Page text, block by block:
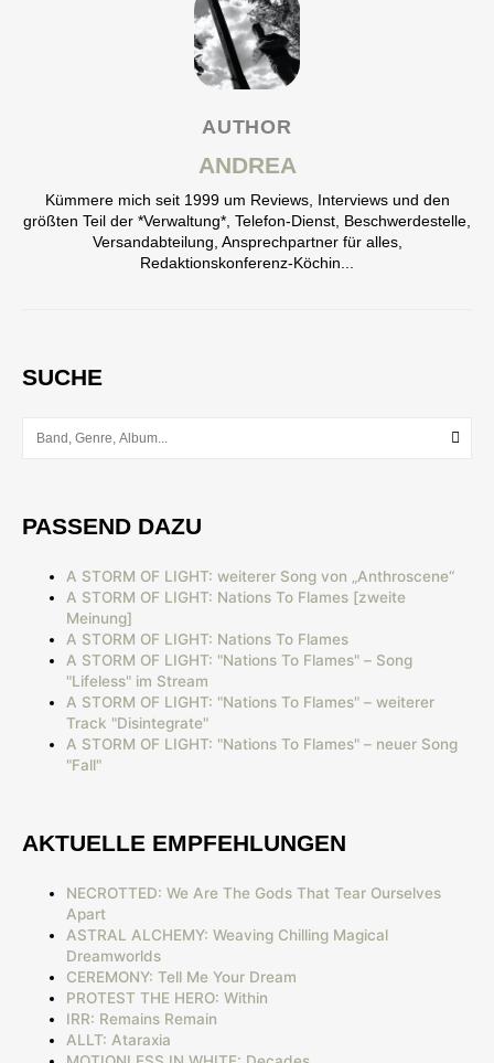
AUTHOR
ANDREA
Kümmere mich seit 1999 um Reviews, Interviews und den
größten Teil der *Verwaltung*, Telefon-Dienst, Beschwerdestelle,
Versandabteilung, Ansprechpartner für alles,
Redaktionskonferenz-Köchin...
SUCHE
PASSEND DAZU
A STORM OF LIGHT: weiterer Song von „Anthroscene“
A STORM OF LIGHT: Nations To Flames [zweite
Meinung]
A STORM OF LIGHT: Nations To Flames
A STORM OF LIGHT: "Nations To Flames" – Song
"Lifeless" im Stream
A STORM OF LIGHT: "Nations To Flames" – weiterer
Track "Disintegrate"
A STORM OF LIGHT: "Nations To Flames" – neuer Song
"Fall"
AKTUELLE EMPFEHLUNGEN
NECROTTED: We Are The Gods That Tear Ourselves
Apart
ASTRAL ALCHEMY: Weaving Chilling Magical
Dreamworlds
CEREMONY: Tell Me Your Dream
PROTEST THE HERO: Within
IRR: Remains Remain
ALLT: Ataraxia